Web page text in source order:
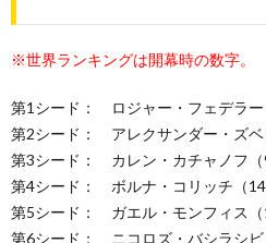
※世界ランキングは開幕時の数字。
第1シード： ロジャー・フェデラー
第2シード： アレクサンダー・ズベ
第3シード： カレン・カチャノフ（
第4シード： ボルナ・コリッチ（14
第5シード： ガエル・モンフィス（
第6シード： ニコロズ・バシラシビ